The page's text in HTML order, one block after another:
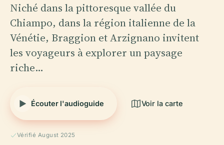
Niché dans la pittoresque vallée du
Chiampo, dans la région italienne de la
Vénétie, Braggion et Arzignano invitent
les voyageurs à explorer un paysage
riche…
Écouter l'audioguide Voir la carte
Vérifié August 2025